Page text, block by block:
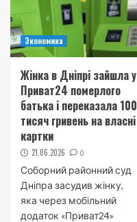
Экономика
Жінка в Дніпрі зайшла у
Приват24 померлого
батька і переказала 100
тисяч гривень на власні
картки
21.06.2026 0
Соборний районний суд
Дніпра засудив жінку,
яка через мобільний
додаток «Приват24»